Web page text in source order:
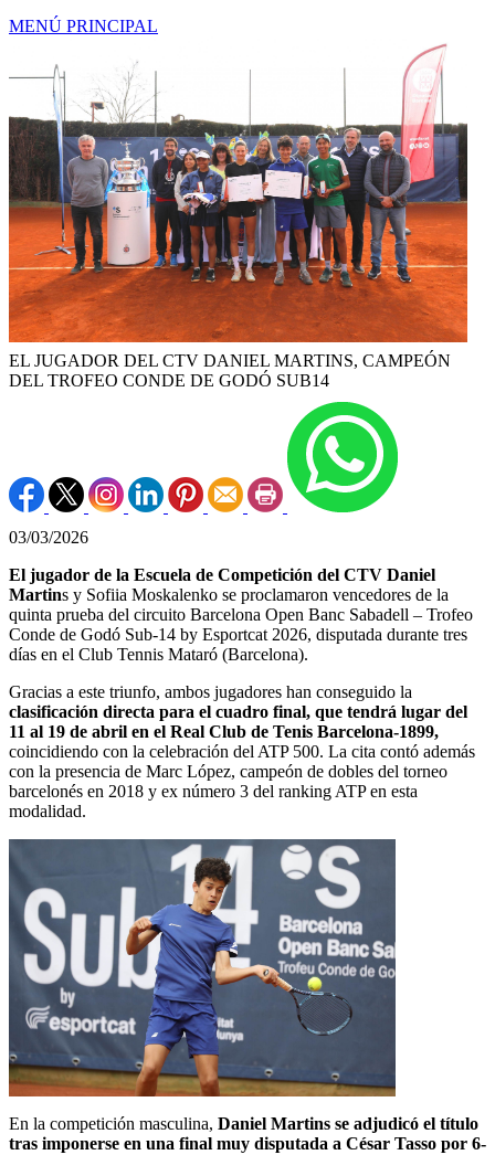
MENÚ PRINCIPAL
EL JUGADOR DEL CTV DANIEL MARTINS, CAMPEÓN
DEL TROFEO CONDE DE GODÓ SUB14
03/03/2026
El jugador de la Escuela de Competición del CTV Daniel
Martins y Sofiia Moskalenko se proclamaron vencedores de la
quinta prueba del circuito Barcelona Open Banc Sabadell – Trofeo
Conde de Godó Sub-14 by Esportcat 2026, disputada durante tres
días en el Club Tennis Mataró (Barcelona).
Gracias a este triunfo, ambos jugadores han conseguido la
clasificación directa para el cuadro final, que tendrá lugar del
11 al 19 de abril en el Real Club de Tenis Barcelona-1899,
coincidiendo con la celebración del ATP 500. La cita contó además
con la presencia de Marc López, campeón de dobles del torneo
barcelonés en 2018 y ex número 3 del ranking ATP en esta
modalidad.
En la competición masculina, Daniel Martins se adjudicó el título
tras imponerse en una final muy disputada a César Tasso por 6-